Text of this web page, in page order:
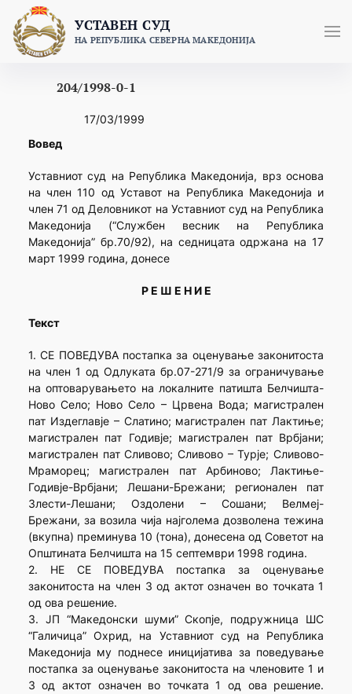
content
УСТАВЕН СУД
НА РЕПУБЛИКА СЕВЕРНА МАКЕДОНИЈА
204/1998-0-1
17/03/1999
Вовед
Уставниот суд на Република Македонија, врз основа
на член 110 од Уставот на Република Македонија и
член 71 од Деловникот на Уставниот суд на Република
Македонија (“Службен весник на Република
Македонија” бр.70/92), на седницата одржана на 17
март 1999 година, донесе
Р Е Ш Е Н И Е
Текст
1. СЕ ПОВЕДУВА постапка за оценување законитоста
на член 1 од Одлуката бр.07-271/9 за ограничување
на оптоварувањето на локалните патишта Белчишта-
Ново Село; Ново Село – Црвена Вода; магистрален
пат Издеглавје – Слатино; магистрален пат Лактиње;
магистрален пат Годивје; магистрален пат Врбјани;
магистрален пат Сливово; Сливово – Турје; Сливово-
Мраморец; магистрален пат Арбиново; Лактиње-
Годивје-Врбјани; Лешани-Брежани; регионален пат
Злести-Лешани; Оздолени – Сошани; Велмеј-
Брежани, за возила чија најголема дозволена тежина
(вкупна) преминува 10 (тона), донесена од Советот на
Општината Белчишта на 15 септември 1998 година.
2. НЕ СЕ ПОВЕДУВА постапка за оценување
законитоста на член 3 од актот означен во точката 1
од ова решение.
3. ЈП “Македонски шуми” Скопје, подружница ШС
“Галичица” Охрид, на Уставниот суд на Република
Македонија му поднесе иницијатива за поведување
постапка за оценување законитоста на членовите 1 и
3 од актот означен во точката 1 од ова решение.